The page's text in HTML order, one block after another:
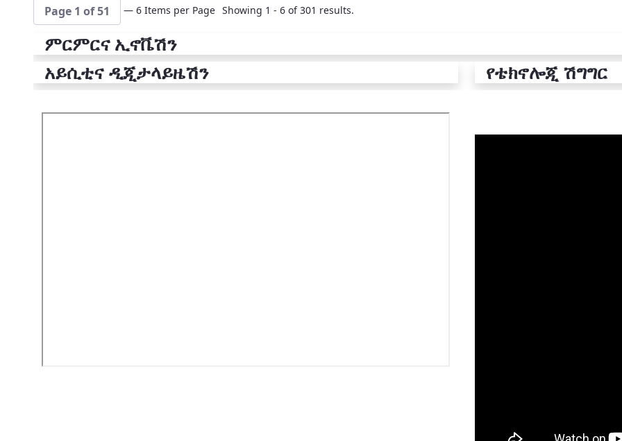
Page 1 of 51 — 6 Items per Page Showing 1 - 6 of 301 results.
ምርምርና ኢኖቬሽን
አይሲቲና ዲጂታላይዜሽን
የቴክኖሎጂ ሽግግር